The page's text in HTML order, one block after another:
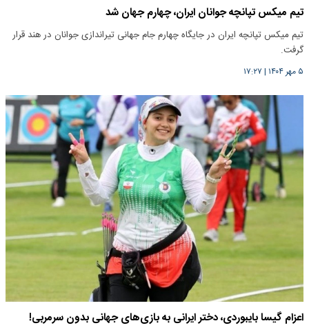
تیم میکس تپانچه جوانان ایران، چهارم جهان شد
تیم میکس تپانچه ایران در جایگاه چهارم جام جهانی تیراندازی جوانان در هند قرار
گرفت.
۵ مهر ۱۴۰۴ | ۱۷:۲۷
اعزام گیسا بایبوردی، دختر ایرانی به بازی‌های جهانی بدون سرمربی!